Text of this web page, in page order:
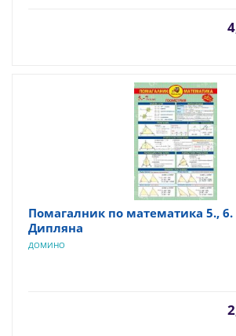
Помагалник по математика 5., 6.
Дипляна
ДОМИНО